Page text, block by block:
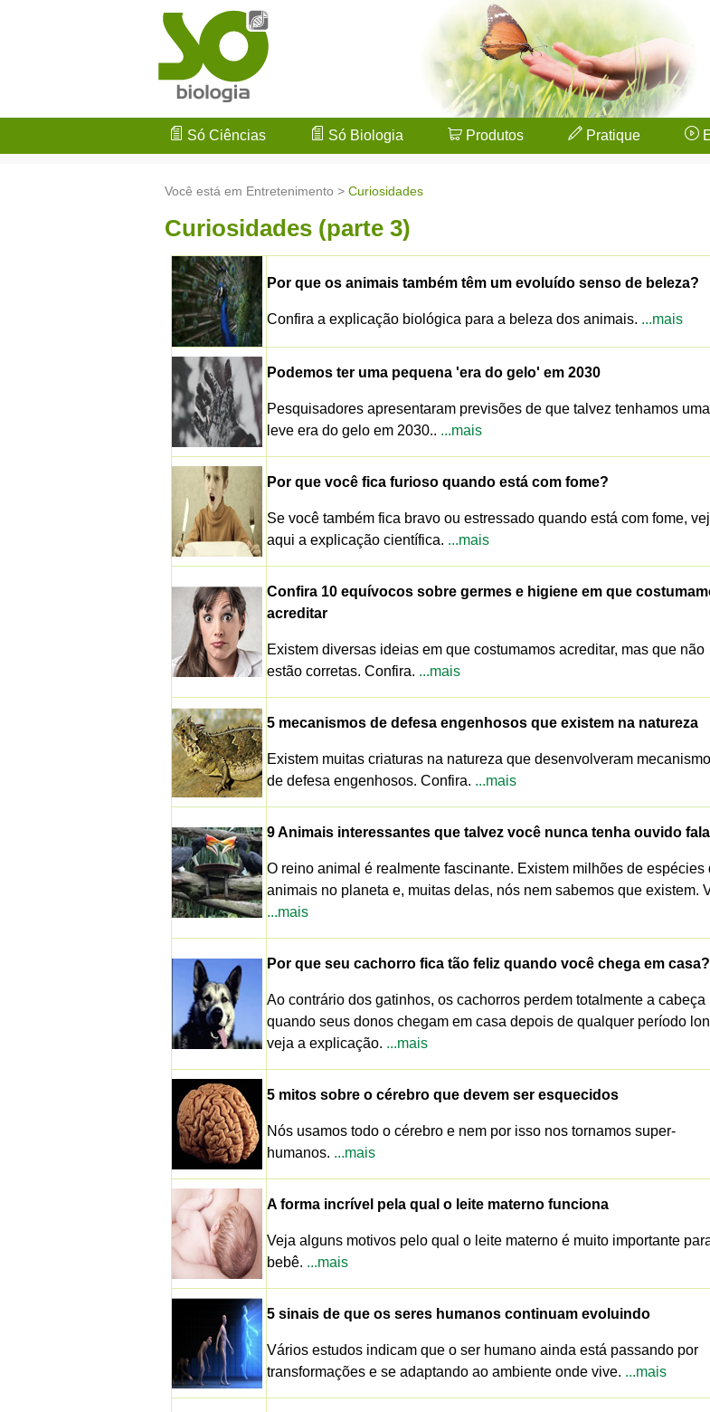
Só Ciências Só Biologia Produtos Pratique
Você está em Entretenimento > Curiosidades
Curiosidades (parte 3)
Por que os animais também têm um evoluído senso de beleza?
Confira a explicação biológica para a beleza dos animais. ...mais
Podemos ter uma pequena 'era do gelo' em 2030
Pesquisadores apresentaram previsões de que talvez tenhamos uma
leve era do gelo em 2030.. ...mais
Por que você fica furioso quando está com fome?
Se você também fica bravo ou estressado quando está com fome,
aqui a explicação científica. ...mais
Confira 10 equívocos sobre germes e higiene em que
acreditar
Existem diversas ideias em que costumamos acreditar, mas que não
estão corretas. Confira. ...mais
5 mecanismos de defesa engenhosos que existem na natureza
Existem muitas criaturas na natureza que desenvolveram
de defesa engenhosos. Confira. ...mais
9 Animais interessantes que talvez você nunca tenha ouvido
O reino animal é realmente fascinante. Existem milhões de espécies
animais no planeta e, muitas delas, nós nem sabemos que existem.
...mais
Por que seu cachorro fica tão feliz quando você chega em casa?
Ao contrário dos gatinhos, os cachorros perdem totalmente a cabeça
quando seus donos chegam em casa depois de qualquer período
veja a explicação. ...mais
5 mitos sobre o cérebro que devem ser esquecidos
Nós usamos todo o cérebro e nem por isso nos tornamos super-
humanos. ...mais
A forma incrível pela qual o leite materno funciona
Veja alguns motivos pelo qual o leite materno é muito importante
bebê. ...mais
5 sinais de que os seres humanos continuam evoluindo
Vários estudos indicam que o ser humano ainda está passando por
transformações e se adaptando ao ambiente onde vive. ...mais